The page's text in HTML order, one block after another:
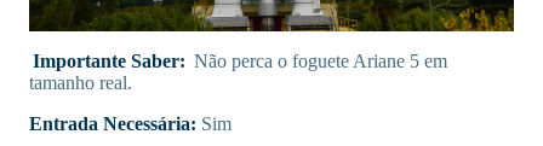
Importante Saber: Não perca o foguete Ariane 5 em
tamanho real.
Entrada Necessária: Sim